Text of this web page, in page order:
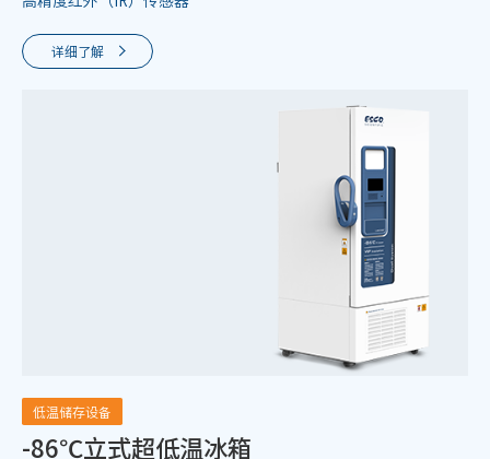
详细了解
低温储存设备
-86℃立式超低温冰箱